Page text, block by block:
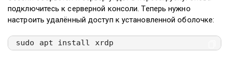
подключитесь к серверной консоли. Теперь нужно
настроить удалённый доступ к установленной оболочке:
sudo apt install xrdp